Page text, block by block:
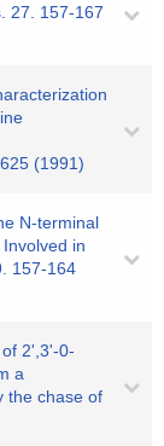
27. 157-167
(1991)
N-terminal
in
157-164
2',3'-0-
a
the chase of